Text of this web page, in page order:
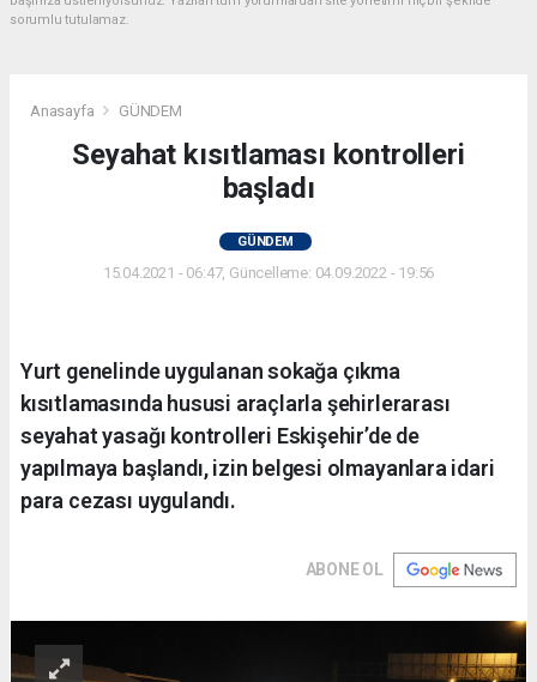
sorumlu tutulamaz.
Anasayfa GÜNDEM
Seyahat kısıtlaması kontrolleri
başladı
GÜNDEM
15.04.2021 - 06:47, Güncelleme: 04.09.2022 - 19:56
Yurt genelinde uygulanan sokağa çıkma
kısıtlamasında hususi araçlarla şehirlerarası
seyahat yasağı kontrolleri Eskişehir’de de
yapılmaya başlandı, izin belgesi olmayanlara idari
para cezası uygulandı.
ABONE OL